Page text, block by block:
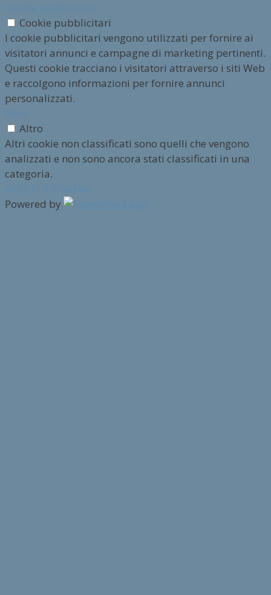
Cookie pubblicitari
I cookie pubblicitari vengono utilizzati per fornire ai
visitatori annunci e campagne di marketing pertinenti.
Questi cookie tracciano i visitatori attraverso i siti Web
e raccolgono informazioni per fornire annunci
personalizzati.
Altro
Altri cookie non classificati sono quelli che vengono
analizzati e non sono ancora stati classificati in una
categoria.
Powered by